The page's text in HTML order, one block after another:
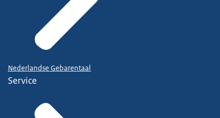
Nederlandse Gebarentaal
Service